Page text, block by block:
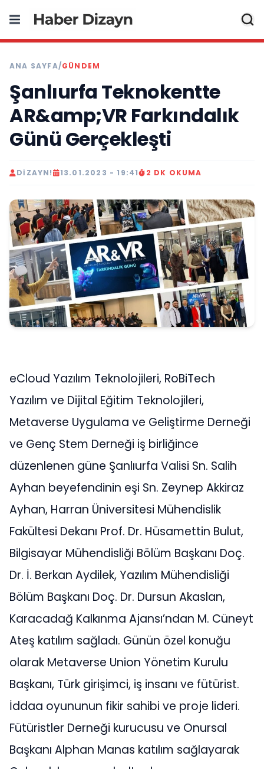
ANA SAYFA/GÜNDEM
Şanlıurfa Teknokentte
AR&amp;VR Farkındalık
Günü Gerçekleşti
DIZAYN! 13.01.2023 - 19:41 2 DK OKUMA
eCloud Yazılım Teknolojileri, RoBiTech
Yazılım ve Dijital Eğitim Teknolojileri,
Metaverse Uygulama ve Geliştirme Derneği
ve Genç Stem Derneği iş birliğince
düzenlenen güne Şanlıurfa Valisi Sn. Salih
Ayhan beyefendinin eşi Sn. Zeynep Akkiraz
Ayhan, Harran Üniversitesi Mühendislik
Fakültesi Dekanı Prof. Dr. Hüsamettin Bulut,
Bilgisayar Mühendisliği Bölüm Başkanı Doç.
Dr. İ. Berkan Aydilek, Yazılım Mühendisliği
Bölüm Başkanı Doç. Dr. Dursun Akaslan,
Karacadağ Kalkınma Ajansı’ndan M. Cüneyt
Ateş katılım sağladı. Günün özel konuğu
olarak Metaverse Union Yönetim Kurulu
Başkanı, Türk girişimci, iş insanı ve fütürist.
İddaa oyununun fikir sahibi ve proje lideri.
Fütüristler Derneği kurucusu ve Onursal
Başkanı Alphan Manas katılım sağlayarak